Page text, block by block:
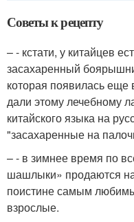
Советы к рецепту
– - кстати, у китайцев
засахаренный
которая появилась еще
дали этому лечебному
китайского языка на
"засахаренные на
– - в зимнее время по
шашлыки» продаются
поистине самым
взрослые.